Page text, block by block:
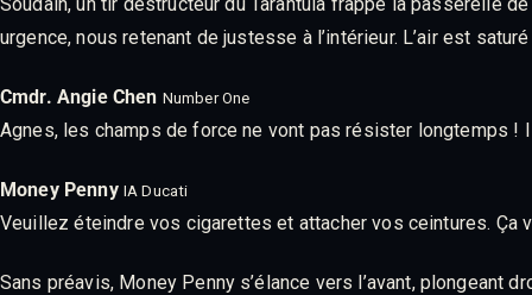
urgence, nous retenant de justesse à l’intérieur. L’air est
Cmdr. Angie Chen Number One
Agnes, les champs de force ne vont pas résister longtemps !
Money Penny IA Ducati
Veuillez éteindre vos cigarettes et attacher vos ceintures. Ça
Sans préavis, Money Penny s’élance vers l’avant, plongeant